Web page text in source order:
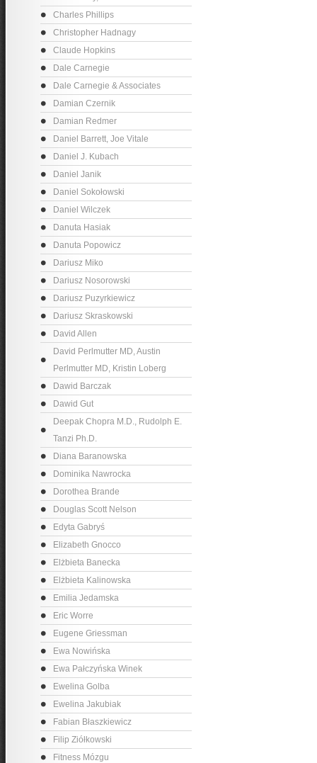
Charles Phillips
Christopher Hadnagy
Claude Hopkins
Dale Carnegie
Dale Carnegie & Associates
Damian Czernik
Damian Redmer
Daniel Barrett, Joe Vitale
Daniel J. Kubach
Daniel Janik
Daniel Sokołowski
Daniel Wilczek
Danuta Hasiak
Danuta Popowicz
Dariusz Miko
Dariusz Nosorowski
Dariusz Puzyrkiewicz
Dariusz Skraskowski
David Allen
David Perlmutter MD, Austin
Perlmutter MD, Kristin Loberg
Dawid Barczak
Dawid Gut
Deepak Chopra M.D., Rudolph E.
Tanzi Ph.D.
Diana Baranowska
Dominika Nawrocka
Dorothea Brande
Douglas Scott Nelson
Edyta Gabryś
Elizabeth Gnocco
Elżbieta Banecka
Elżbieta Kalinowska
Emilia Jedamska
Eric Worre
Eugene Griessman
Ewa Nowińska
Ewa Pałczyńska Winek
Ewelina Golba
Ewelina Jakubiak
Fabian Błaszkiewicz
Filip Ziółkowski
Fitness Mózgu